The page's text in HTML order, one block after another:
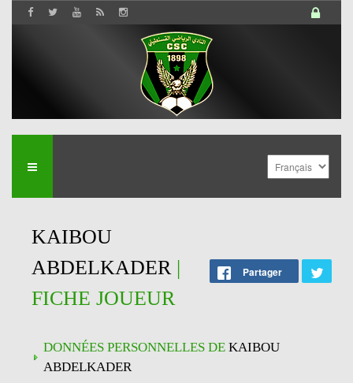
KAIBOU
ABDELKADER|
FICHE JOUEUR
Partager
DONNÉES PERSONNELLES DE KAIBOU
ABDELKADER